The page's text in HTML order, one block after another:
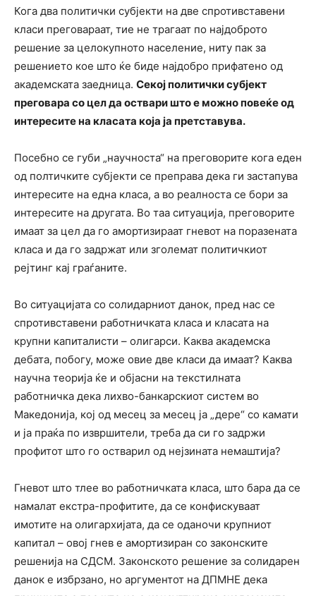
Кога два политички субјекти на две спротивставени
класи преговараат, тие не трагаат по најдоброто
решение за целокупното население, ниту пак за
решението кое што ќе биде најдобро прифатено од
академската заедница. Секој политички субјект
преговара со цел да оствари што е можно повеќе од
интересите на класата која ја претставува.
Посебно се губи „научноста“ на преговорите кога еден
од полтичките субјекти се преправа дека ги застапува
интересите на една класа, а во реалноста се бори за
интересите на другата. Во таа ситуација, преговорите
имаат за цел да го амортизираат гневот на поразената
класа и да го задржат или зголемат политичкиот
рејтинг кај граѓаните.
Во ситуацијата со солидарниот данок, пред нас се
спротивставени работничката класа и класата на
крупни капиталисти – олигарси. Каква академска
дебата, побогу, може овие две класи да имаат? Каква
научна теорија ќе и објасни на текстилната
работничка дека лихво-банкарскиот систем во
Македонија, кој од месец за месец ја „дере“ со камати
и ја праќа по извршители, треба да си го задржи
профитот што го остварил од нејзината немаштија?
Гневот што тлее во работничката класа, што бара да се
намалат екстра-профитите, да се конфискуваат
имотите на олигархијата, да се оданочи крупниот
капитал – овој гнев е амортизиран со законските
решенија на СДСМ. Законското решение за солидарен
данок е избрзано, но аргументот на ДПМНЕ дека